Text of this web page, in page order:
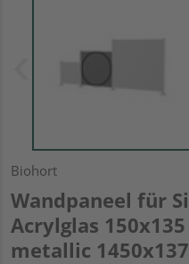
Biohort
Wandpaneel für
Acrylglas
metallic